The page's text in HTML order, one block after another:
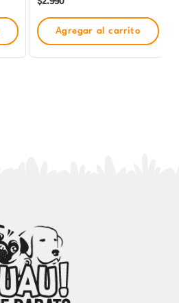
Agregar al carrito